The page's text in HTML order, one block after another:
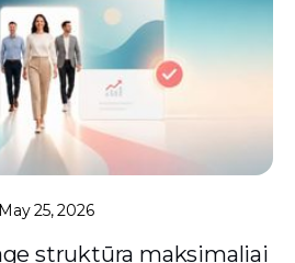
May 25, 2026
struktūra maksimaliai